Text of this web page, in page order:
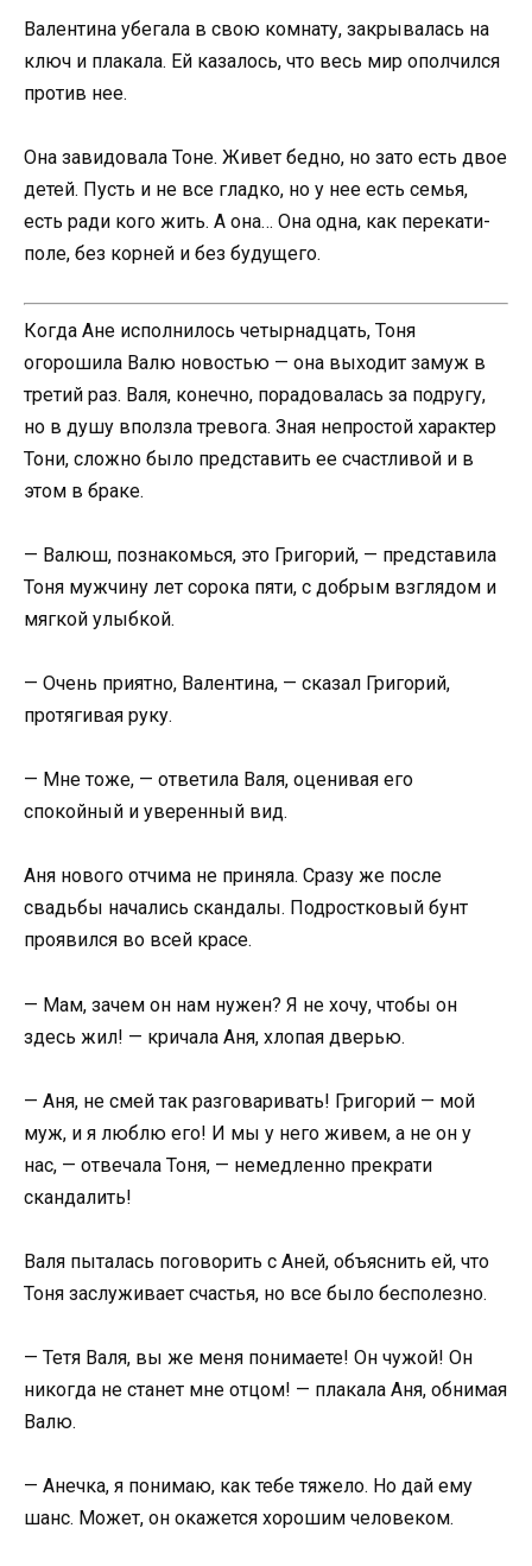
Валентина убегала в свою комнату, закрывалась на
ключ и плакала. Ей казалось, что весь мир ополчился
против нее.
Она завидовала Тоне. Живет бедно, но зато есть двое
детей. Пусть и не все гладко, но у нее есть семья,
есть ради кого жить. А она… Она одна, как перекати-
поле, без корней и без будущего.
Когда Ане исполнилось четырнадцать, Тоня
огорошила Валю новостью — она выходит замуж в
третий раз. Валя, конечно, порадовалась за подругу,
но в душу вползла тревога. Зная непростой характер
Тони, сложно было представить ее счастливой и в
этом в браке.
— Валюш, познакомься, это Григорий, — представила
Тоня мужчину лет сорока пяти, с добрым взглядом и
мягкой улыбкой.
— Очень приятно, Валентина, — сказал Григорий,
протягивая руку.
— Мне тоже, — ответила Валя, оценивая его
спокойный и уверенный вид.
Аня нового отчима не приняла. Сразу же после
свадьбы начались скандалы. Подростковый бунт
проявился во всей красе.
— Мам, зачем он нам нужен? Я не хочу, чтобы он
здесь жил! — кричала Аня, хлопая дверью.
— Аня, не смей так разговаривать! Григорий — мой
муж, и я люблю его! И мы у него живем, а не он у
нас, — отвечала Тоня, — немедленно прекрати
скандалить!
Валя пыталась поговорить с Аней, объяснить ей, что
Тоня заслуживает счастья, но все было бесполезно.
— Тетя Валя, вы же меня понимаете! Он чужой! Он
никогда не станет мне отцом! — плакала Аня, обнимая
Валю.
— Анечка, я понимаю, как тебе тяжело. Но дай ему
шанс. Может, он окажется хорошим человеком.